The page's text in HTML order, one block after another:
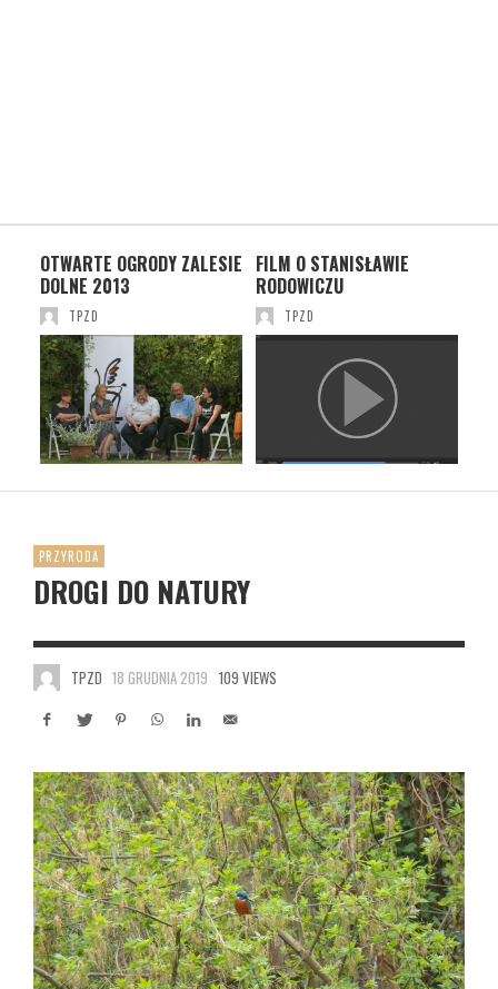
OTWARTE OGRODY ZALESIE
DOLNE 2013
TPZD
FILM O STANISŁAWIE
RODOWICZU
TPZD
PRZYRODA
DROGI DO NATURY
TPZD 18 GRUDNIA 2019 109 VIEWS